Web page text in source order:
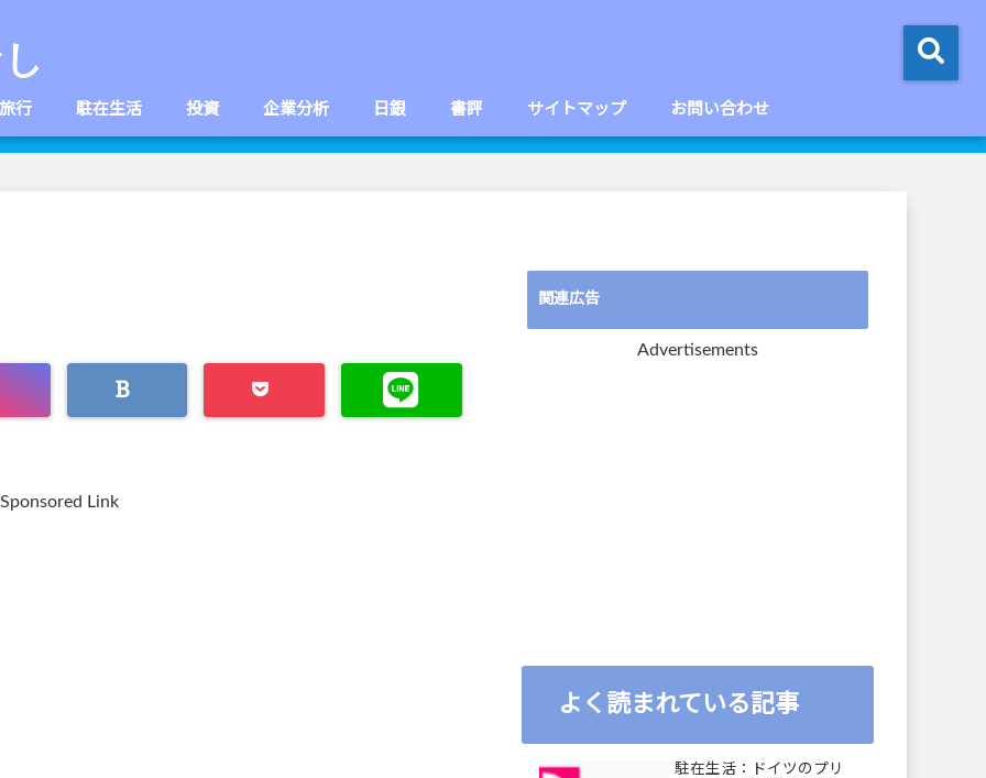
旅行 駐在生活 投資 企業分析 日銀 書評 サイトマップ お問い合わせ
Sponsored Link
関連広告
Advertisements
よく読まれている記事
駐在生活：ドイツのプリ